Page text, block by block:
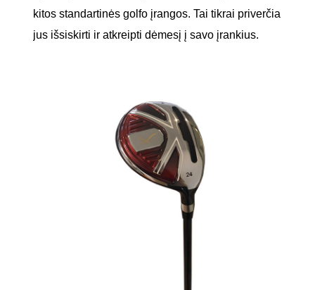
kitos standartinės golfo įrangos. Tai tikrai priverčia
jus išsiskirti ir atkreipti dėmesį į savo įrankius.